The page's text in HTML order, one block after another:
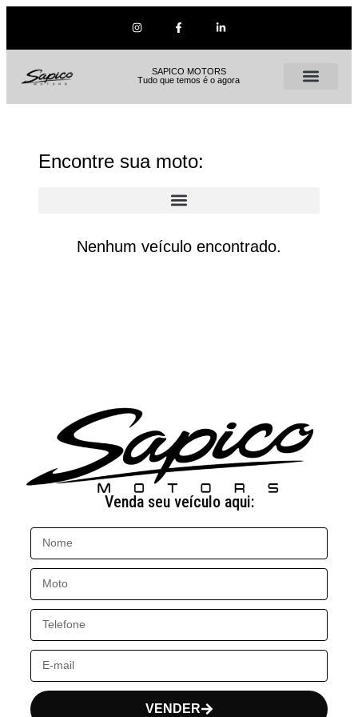
SAPICO MOTORS
Tudo que temos é o agora
Encontre sua moto:
Nenhum veículo encontrado.
Venda seu veículo aqui:
VENDER